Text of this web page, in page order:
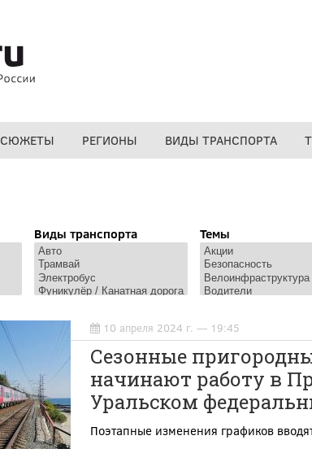
СЮЖЕТЫ РЕГИОНЫ ВИДЫ ТРАНСПОРТА
Виды транспорта Темы
10 апреля 2024 г. — 19:45
Сезонные
начинают работу в
Уральском
Поэтапные изменения графиков